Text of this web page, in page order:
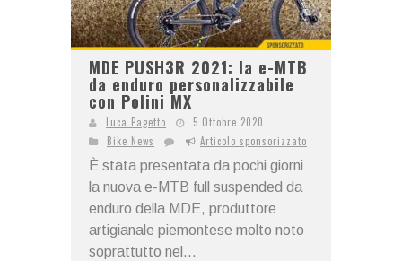
MDE PUSH3R 2021: la e-MTB
da enduro personalizzabile
con Polini MX
Luca Pagetto
5 Ottobre 2020
Bike News
Articolo sponsorizzato
È stata presentata da pochi giorni
la nuova e-MTB full suspended da
enduro della MDE, produttore
artigianale piemontese molto noto
soprattutto nel...